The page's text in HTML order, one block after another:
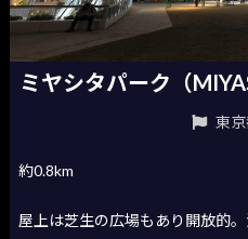
ミヤシタパーク（
東
約0.8km
屋上は芝生の広場もあり開放的